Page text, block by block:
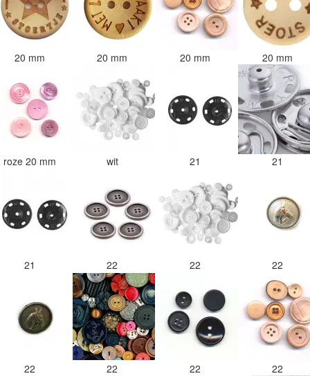
20 mm 20 mm 20 mm 20 mm
roze 20 mm wit 21 21
21 22 22 22
22 22 22 22